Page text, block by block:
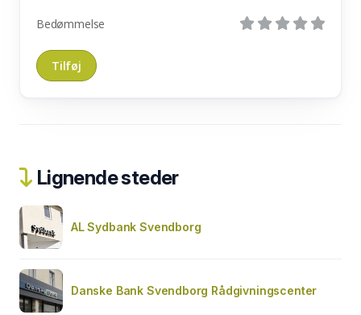
Bedømmelse
Lignende steder
AL Sydbank Svendborg
Danske Bank Svendborg Rådgivningscenter